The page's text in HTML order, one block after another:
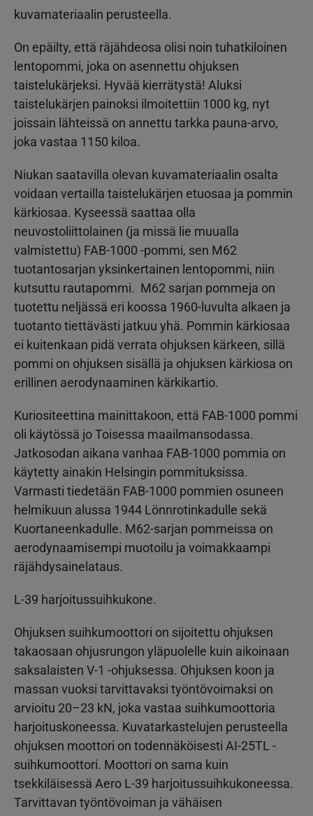
kuvamateriaalin perusteella.
On epäilty, että räjähdeosa olisi noin tuhatkiloinen
lentopommi, joka on asennettu ohjuksen
taistelukärjeksi. Hyvää kierrätystä! Aluksi
taistelukärjen painoksi ilmoitettiin 1000 kg, nyt
joissain lähteissä on annettu tarkka pauna-arvo,
joka vastaa 1150 kiloa.
Niukan saatavilla olevan kuvamateriaalin osalta
voidaan vertailla taistelukärjen etuosaa ja pommin
kärkiosaa. Kyseessä saattaa olla
neuvostoliittolainen (ja missä lie muualla
valmistettu) FAB-1000 -pommi, sen M62
tuotantosarjan yksinkertainen lentopommi, niin
kutsuttu rautapommi. M62 sarjan pommeja on
tuotettu neljässä eri koossa 1960-luvulta alkaen ja
tuotanto tiettävästi jatkuu yhä. Pommin kärkiosaa
ei kuitenkaan pidä verrata ohjuksen kärkeen, sillä
pommi on ohjuksen sisällä ja ohjuksen kärkiosa on
erillinen aerodynaaminen kärkikartio.
Kuriositeettina mainittakoon, että FAB-1000 pommi
oli käytössä jo Toisessa maailmansodassa.
Jatkosodan aikana vanhaa FAB-1000 pommia on
käytetty ainakin Helsingin pommituksissa.
Varmasti tiedetään FAB-1000 pommien osuneen
helmikuun alussa 1944 Lönnrotinkadulle sekä
Kuortaneenkadulle. M62-sarjan pommeissa on
aerodynaamisempi muotoilu ja voimakkaampi
räjähdysainelataus.
L-39 harjoitussuihkukone.
Ohjuksen suihkumoottori on sijoitettu ohjuksen
takaosaan ohjusrungon yläpuolelle kuin aikoinaan
saksalaisten V-1 -ohjuksessa. Ohjuksen koon ja
massan vuoksi tarvittavaksi työntövoimaksi on
arvioitu 20–23 kN, joka vastaa suihkumoottoria
harjoituskoneessa. Kuvatarkastelujen perusteella
ohjuksen moottori on todennäköisesti AI-25TL -
suihkumoottori. Moottori on sama kuin
tsekkiläisessä Aero L-39 harjoitussuihkukoneessa.
Tarvittavan työntövoiman ja vähäisen